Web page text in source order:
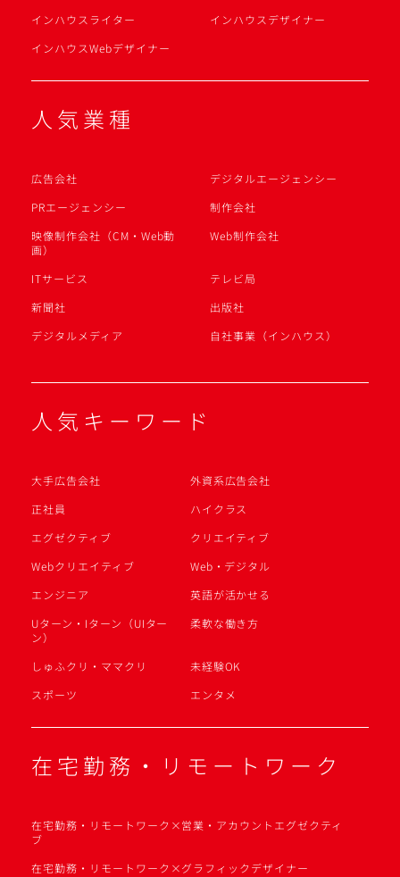
インハウスライター
インハウスデザイナー
インハウスWebデザイナー
人気業種
広告会社
デジタルエージェンシー
PRエージェンシー
制作会社
映像制作会社（CM・Web動
画）
Web制作会社
ITサービス
テレビ局
新聞社
出版社
デジタルメディア
自社事業（インハウス）
人気キーワード
大手広告会社
外資系広告会社
正社員
ハイクラス
エグゼクティブ
クリエイティブ
Webクリエイティブ
Web・デジタル
エンジニア
英語が活かせる
Uターン・Iターン（UIター
ン）
柔軟な働き方
しゅふクリ・ママクリ
未経験OK
スポーツ
エンタメ
在宅勤務・リモートワーク
在宅勤務・リモートワーク×営業・アカウントエグゼクティ
ブ
在宅勤務・リモートワーク×グラフィックデザイナー